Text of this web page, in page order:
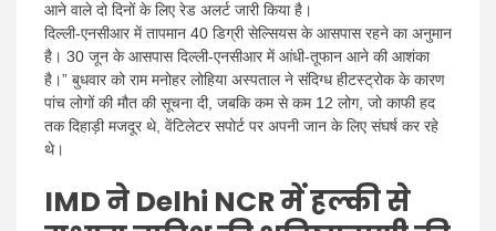
आने वाले दो दिनों के लिए रेड अलर्ट जारी किया है।
दिल्ली-एनसीआर में तापमान 40 डिग्री सेल्सियस के आसपास रहने का अनुमान
है। 30 जून के आसपास दिल्ली-एनसीआर में आंधी-तूफान आने की आशंका
है।” बुधवार को राम मनोहर लोहिया अस्पताल ने संदिग्ध हीटस्ट्रोक के कारण
पांच लोगों की मौत की सूचना दी, जबकि कम से कम 12 लोग, जो काफी हद
तक दिहाड़ी मजदूर थे, वेंटिलेटर सपोर्ट पर अपनी जान के लिए संघर्ष कर रहे
थे।
IMD ने Delhi NCR में हल्की से